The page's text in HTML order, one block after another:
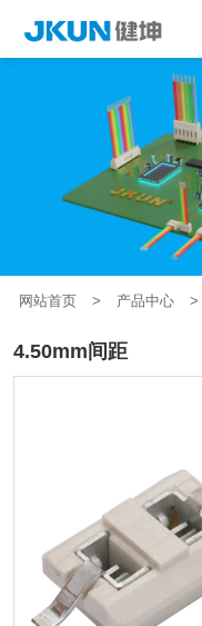
网站首页 > 产品中心 >
4.50mm间距